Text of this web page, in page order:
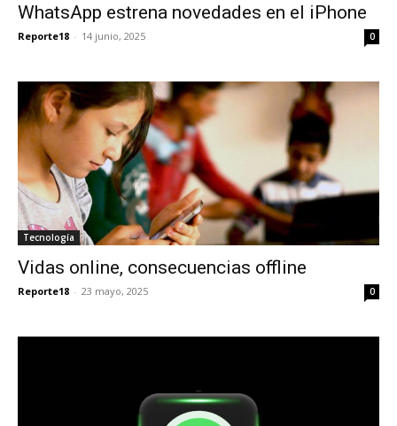
WhatsApp estrena novedades en el iPhone
Reporte18 - 14 junio, 2025 0
Tecnología
Vidas online, consecuencias offline
Reporte18 - 23 mayo, 2025 0